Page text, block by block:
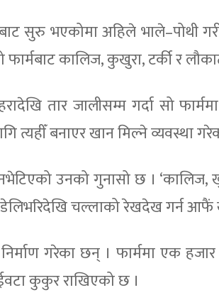
सुरु भएकोमा अहिले भाले–पोथी
कालिज, कुखुरा, टर्की र
तार जालीसम्म गर्दा सो
त्यहीँ बनाएर खान मिल्ने व्यवस्था
उनको गुनासो छ ।
चल्लाको रेखदेख गर्न आफैं
गरेका छन् । फार्ममा एक
कुकुर राखिएको छ ।